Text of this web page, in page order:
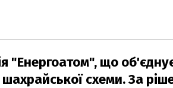
що об'єднує
схеми. За